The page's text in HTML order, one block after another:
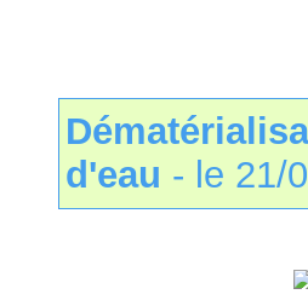
d'eau - le 21/